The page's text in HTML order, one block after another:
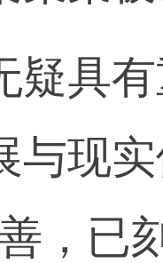
具有
与现
，已